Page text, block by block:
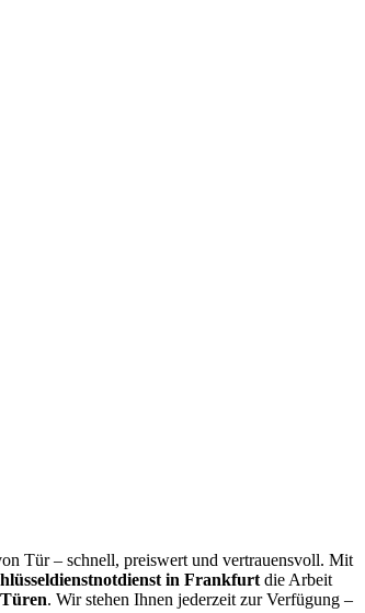
Tür – schnell, preiswert und vertrauensvoll. Mit
in Frankfurtdie Arbeit
. Wir stehen Ihnen jederzeit zur Verfügung –